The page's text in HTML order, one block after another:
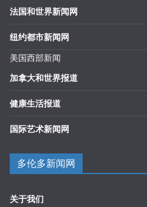
法国和世界新闻网
纽约都市新闻网
美国西部新闻
加拿大和世界报道
健康生活报道
国际艺术新闻网
多伦多新闻网
关于我们